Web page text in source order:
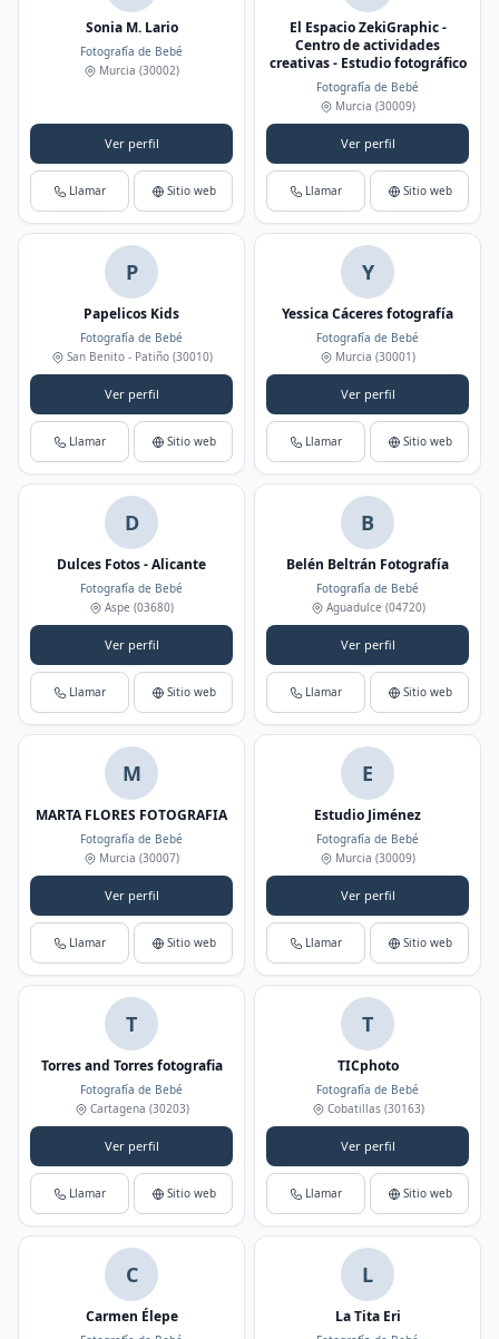
Sonia M. Lario
Fotografía de Bebé
Murcia (30002)
Ver perfil
Llamar Sitio web
El Espacio ZekiGraphic -
Centro de actividades
creativas - Estudio fotográfico
Fotografía de Bebé
Murcia (30009)
Ver perfil
Llamar Sitio web
P
Papelicos Kids
Fotografía de Bebé
San Benito - Patiño(30010)
Ver perfil
Llamar Sitio web
Y
Yessica Cáceres fotografía
Fotografía de Bebé
Murcia (30001)
Ver perfil
Llamar Sitio web
D
Dulces Fotos - Alicante
Fotografía de Bebé
Aspe (03680)
Ver perfil
Llamar Sitio web
B
Belén Beltrán Fotografía
Fotografía de Bebé
Aguadulce (04720)
Ver perfil
Llamar Sitio web
M
MARTA FLORES FOTOGRAFIA
Fotografía de Bebé
Murcia (30007)
Ver perfil
Llamar Sitio web
E
Estudio Jiménez
Fotografía de Bebé
Murcia (30009)
Ver perfil
Llamar Sitio web
T
Torres and Torres fotografia
Fotografía de Bebé
Cartagena (30203)
Ver perfil
Llamar Sitio web
T
TICphoto
Fotografía de Bebé
Cobatillas(30163)
Ver perfil
Llamar Sitio web
C
Carmen Élepe
L
La Tita Eri